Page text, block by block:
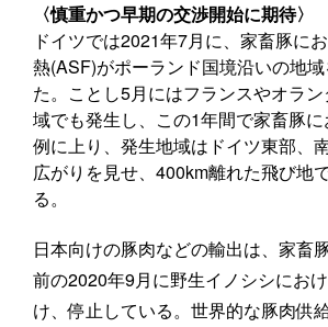
〈慎重かつ早期の交渉開始に期待〉
ドイツでは2021年7月に、家畜豚に
熱(ASF)がポーランド国境沿いの地
た。ことし5月にはフランスやオラ
域でも発生し、この1年間で家畜豚
例に上り、発生地域はドイツ東部、
広がりを見せ、400km離れた飛び地
る。
日本向けの豚肉などの輸出は、家畜
前の2020年9月に野生イノシシにお
け、停止している。世界的な豚肉供